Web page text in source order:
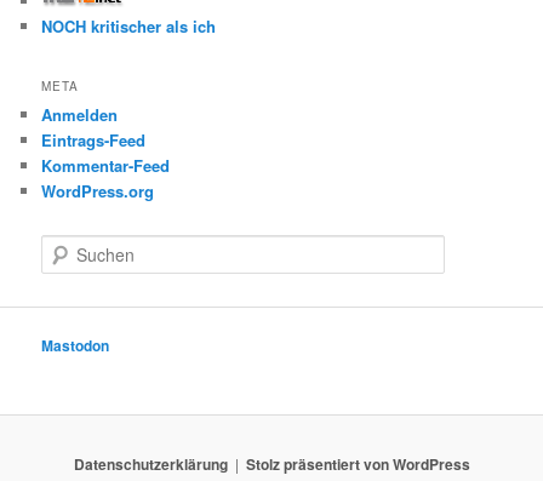
NOCH kritischer als ich
META
Anmelden
Eintrags-Feed
Kommentar-Feed
WordPress.org
u
e
Mastodon
Datenschutzerklärung Stolz präsentiert von WordPress